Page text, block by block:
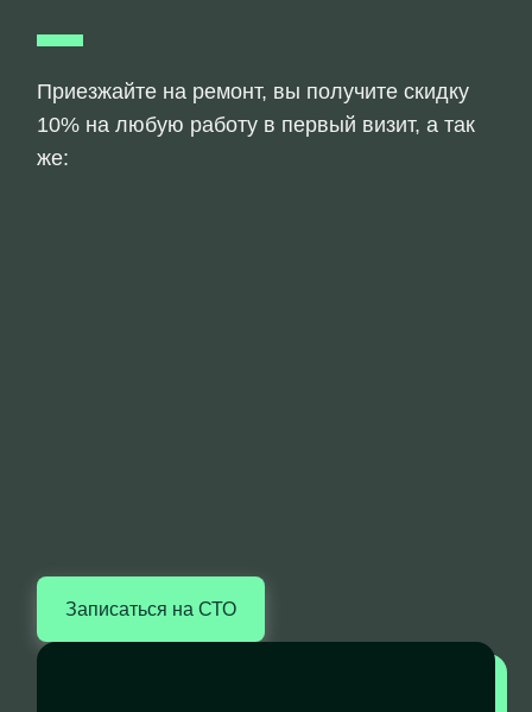
Приезжайте на ремонт, вы получите скидку
10% на любую работу в первый визит, а так
же:
Записаться на СТО